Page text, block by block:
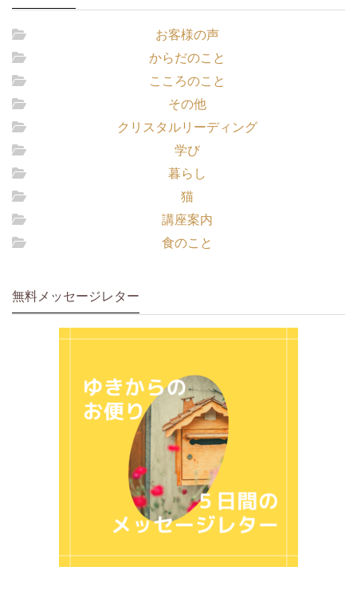
お客様の声
からだのこと
こころのこと
その他
クリスタルリーディング
学び
暮らし
猫
講座案内
食のこと
無料メッセージレター